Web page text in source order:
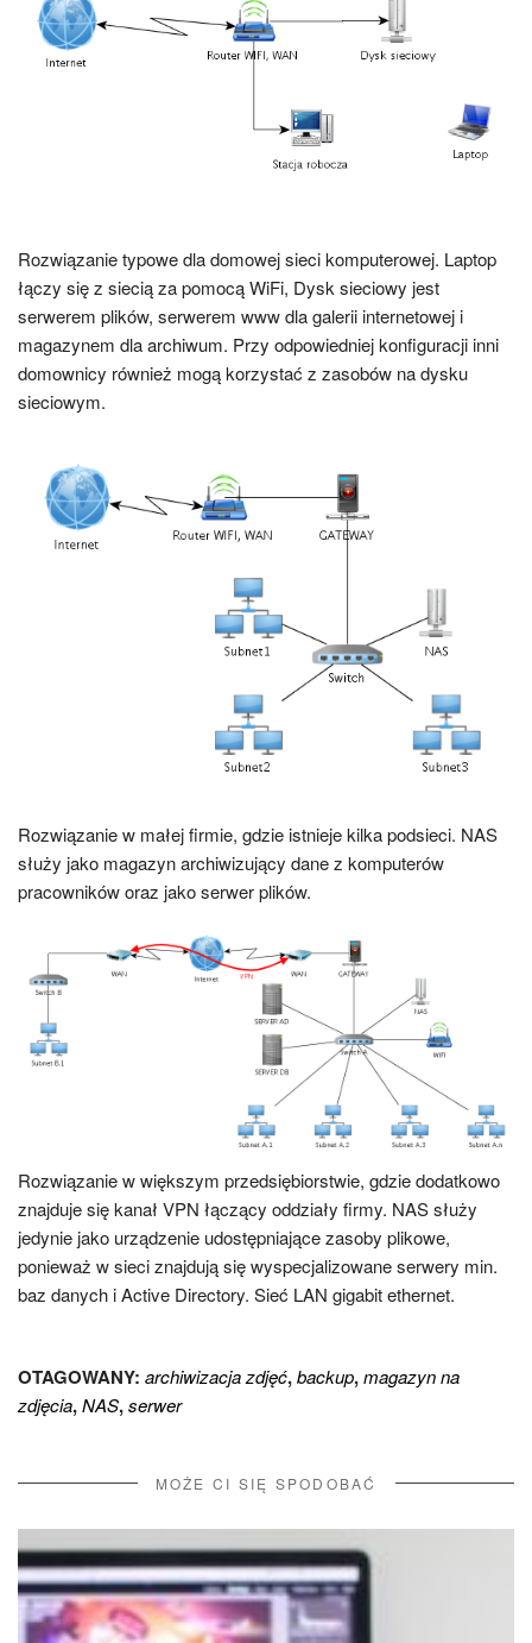
Rozwiązanie typowe dla domowej sieci komputerowej. Laptop
łączy się z siecią za pomocą WiFi, Dysk sieciowy jest
serwerem plików, serwerem www dla galerii internetowej i
magazynem dla archiwum. Przy odpowiedniej konfiguracji inni
domownicy również mogą korzystać z zasobów na dysku
sieciowym.
Rozwiązanie w małej firmie, gdzie istnieje kilka podsieci. NAS
służy jako magazyn archiwizujący dane z komputerów
pracowników oraz jako serwer plików.
Rozwiązanie w większym przedsiębiorstwie, gdzie dodatkowo
znajduje się kanał VPN łączący oddziały firmy. NAS służy
jedynie jako urządzenie udostępniające zasoby plikowe,
ponieważ w sieci znajdują się wyspecjalizowane serwery min.
baz danych i Active Directory. Sieć LAN gigabit ethernet.
OTAGOWANY: archiwizacja zdjęć,backup,magazyn na
zdjęcia,NAS,serwer
MOŻE CI SIĘ SPODOBAĆ